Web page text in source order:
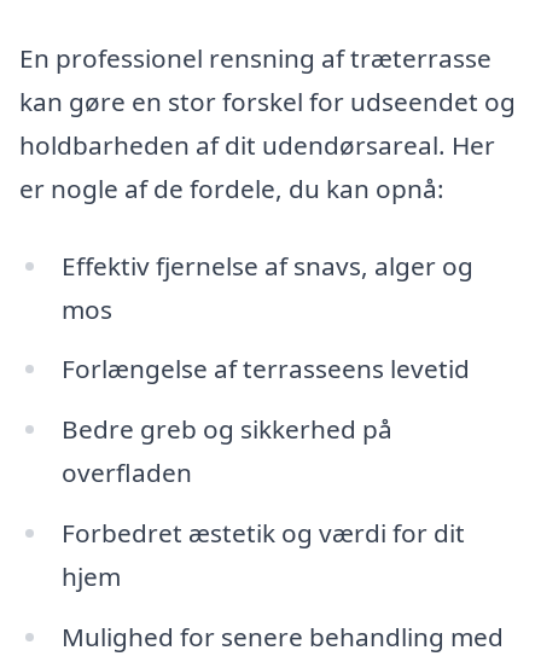
En professionel rensning af træterrasse
kan gøre en stor forskel for udseendet og
holdbarheden af dit udendørsareal. Her
er nogle af de fordele, du kan opnå:
Effektiv fjernelse af snavs, alger og
mos
Forlængelse af terrasseens levetid
Bedre greb og sikkerhed på
overfladen
Forbedret æstetik og værdi for dit
hjem
Mulighed for senere behandling med